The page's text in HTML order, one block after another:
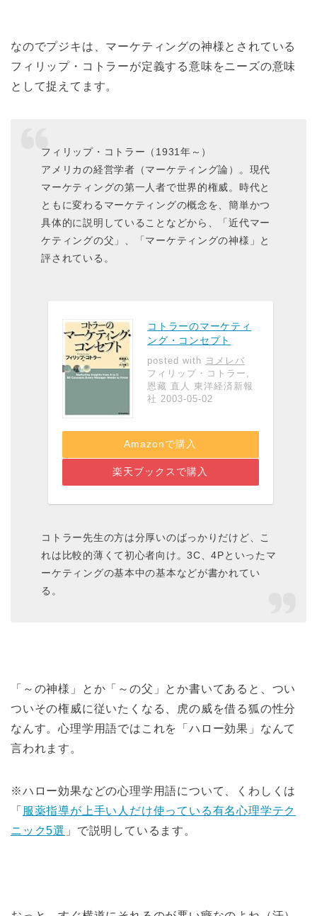
なのでプジキは、マーケティングの神様とされている
フィリップ・コトラーが定義する意味をニーズの意味
として捉えてます。
フィリップ・コトラー（1931年～）
アメリカの経営学者（マーケティング論）。現代
マーケティングの第一人者で世界的権威。時代と
ともに変わるマーケティングの概念を、簡単かつ
具体的に説明していることなどから、「近代マー
ケティングの父」、「マーケティングの神様」と
評されている。
コトラーのマーケティ
ング・コンセプト
posted with ヨメレバ
フィリップ・コトラー,
恩藏 直人 東洋経済新報
社 2003-05-02
Amazonで購入
楽天ブックスで購入
コトラー先生の方は分厚いのばっかりだけど、こ
れは比較的薄くて初心者向け。3C、4Pといったマ
ーケティングの基本中の基本などが書かれてい
る。
「～の神様」とか「～の父」とか書いてあると、つい
ついその権威に従いたくなる、虎の威を借る狐の性分
なんす。心理学用語ではこれを「ハロー効果」なんて
言われます。
※ハロー効果などの心理学用語について、くわしくは
「 服薬指導が上手い人だけ使っている有名心理学テク
ニック5選 」で説明しているます。